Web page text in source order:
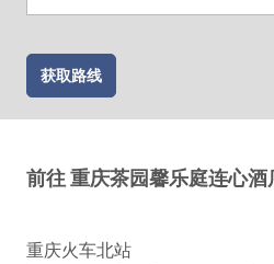
获取路线
前往 重庆茶园馨乐庭连心酒
重庆火车北站